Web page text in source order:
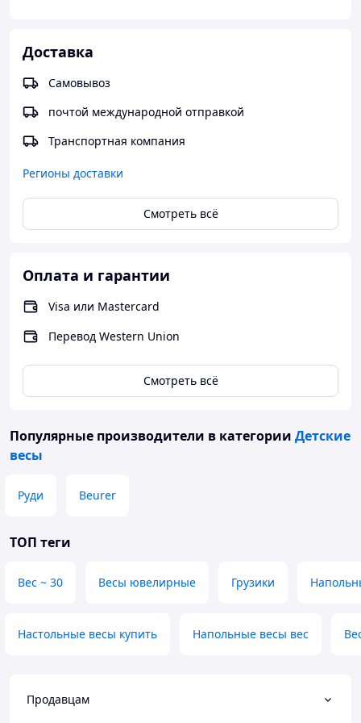
Доставка
Самовывоз
почтой международной отправкой
Транспортная компания
Регионы доставки
Смотреть всё
Оплата и гарантии
Visa или Mastercard
Перевод Western Union
Смотреть всё
Популярные производители в категории Детские
весы
Руди Beurer
ТОП теги
Вес ~ 30 Весы ювелирные Грузики
Настольные весы купить Напольные весы вес
Продавцам